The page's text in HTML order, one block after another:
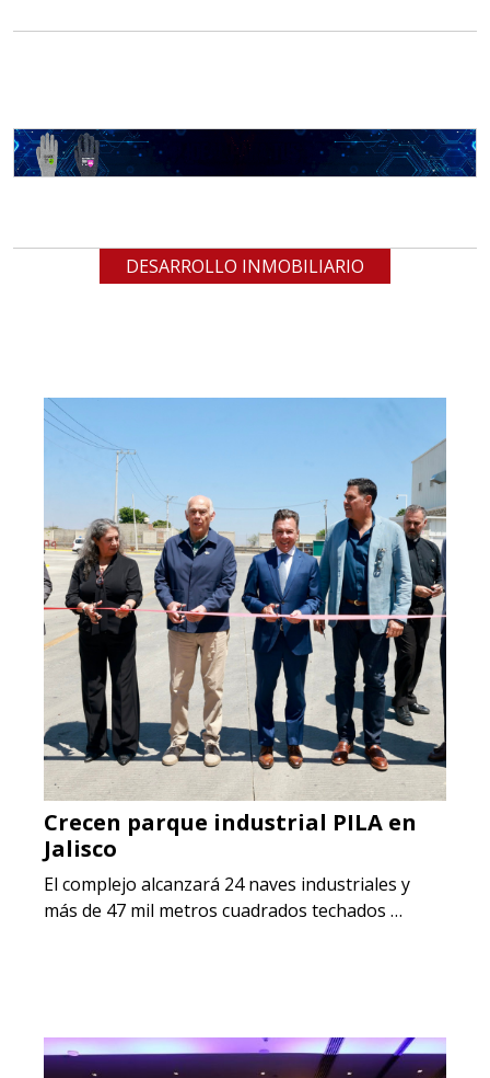
DESARROLLO INMOBILIARIO
Crecen parque industrial PILA en
Jalisco
El complejo alcanzará 24 naves industriales y
más de 47 mil metros cuadrados techados …